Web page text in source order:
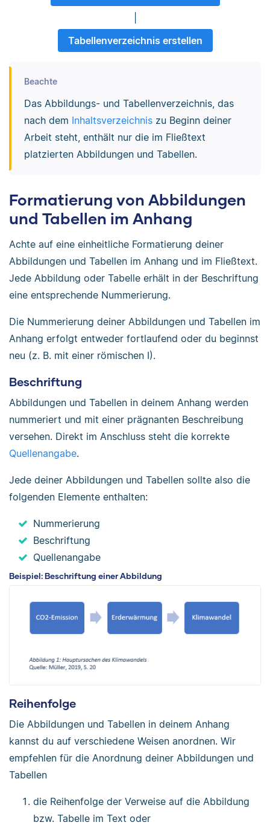
Tabellenverzeichnis erstellen
Beachte
Das Abbildungs- und Tabellenverzeichnis, das
nach dem Inhaltsverzeichniszu Beginn deiner
Arbeit steht, enthält nur die im Fließtext
platzierten Abbildungen und Tabellen.
Formatierung von Abbildungen
und Tabellen im Anhang
Achte auf eine einheitliche Formatierung deiner
Abbildungen und Tabellen im Anhang und im Fließtext.
Jede Abbildung oder Tabelle erhält in der Beschriftung
eine entsprechende Nummerierung.
Die Nummerierung deiner Abbildungen und Tabellen im
Anhang erfolgt entweder fortlaufend oder du beginnst
neu (z. B. mit einer römischen I).
Beschriftung
Abbildungen und Tabellen in deinem Anhang werden
nummeriert und mit einer prägnanten Beschreibung
versehen. Direkt im Anschluss steht die korrekte
Quellenangabe.
Jede deiner Abbildungen und Tabellen sollte also die
folgenden Elemente enthalten:
Nummerierung
Beschriftung
Quellenangabe
Beispiel: Beschriftung einer Abbildung
Reihenfolge
Die Abbildungen und Tabellen in deinem Anhang
kannst du auf verschiedene Weisen anordnen. Wir
empfehlen für die Anordnung deiner Abbildungen und
Tabellen
die Reihenfolge der Verweise auf die Abbildung
bzw. Tabelle im Text oder